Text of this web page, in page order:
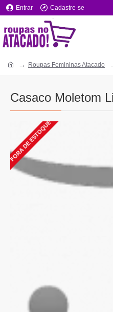
Entrar Cadastre-se
Roupas Femininas Atacado
Casaco Moletom
FORA DE ESTOQUE